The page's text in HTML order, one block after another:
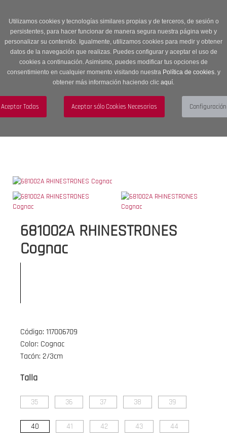
Utilizamos cookies y tecnologías similares propias y de terceros, de sesión o
persistentes, para hacer funcionar de manera segura nuestra página web y
personalizar su contenido. Igualmente, utilizamos cookies para medir y obtener
datos de la navegación que realizas. Puedes configurar y aceptar el uso de
cookies a continuación. Asimismo, puedes modificar tus opciones de
consentimiento en cualquier momento visitando nuestra Política de cookies.y
obtener más información haciendo clic aquí.
descuento en Sección OUTLET con código OUTLET20
navigation
Menú
681002A RHINESTRONES
Cognac
Código: 117006709
Color: Cognac
Tacón: 2/3cm
Talla
35 36 37 38 39
40 41 42 43 44